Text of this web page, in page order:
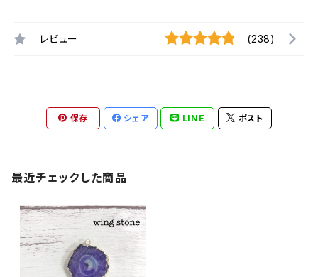
レビュー (238)
保存 シェア LINE ポスト
最近チェックした商品